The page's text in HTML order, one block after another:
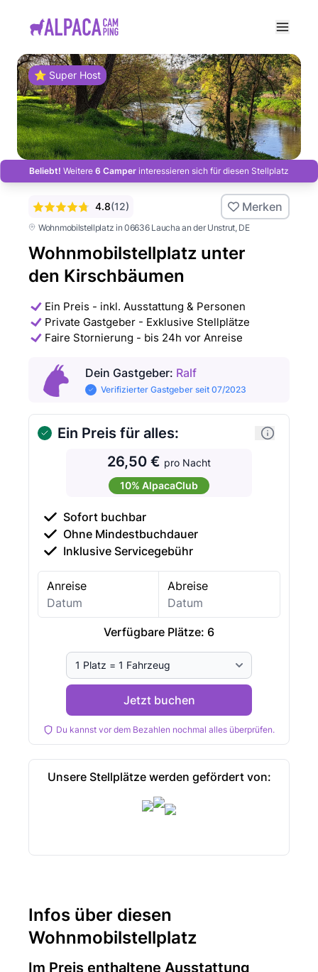
⭐ Super Host
Beliebt! Weitere 6 Camper interessieren sich für diesen Stellplatz
Wohnmobilstellplatz in 06636 Laucha an der Unstrut, DE
Wohnmobilstellplatz unter
den Kirschbäumen
4.8(12) Merken
Ein Preis - inkl. Ausstattung & Personen
Private Gastgeber - Exklusive Stellplätze
Faire Stornierung - bis 24h vor Anreise
Dein Gastgeber: Ralf
Verifizierter Gastgeber seit 07/2023
Ein Preis für alles:
26,50 € pro Nacht
10% AlpacaClub
Sofort buchbar
Ohne Mindestbuchdauer
Inklusive Servicegebühr
Anreise Abreise
Verfügbare Plätze: 6
Jetzt buchen
Du kannst vor dem Bezahlen nochmal alles überprüfen.
Unsere Stellplätze werden gefördert von:
Infos über diesen
Wohnmobilstellplatz
Im Preis enthaltene Ausstattung